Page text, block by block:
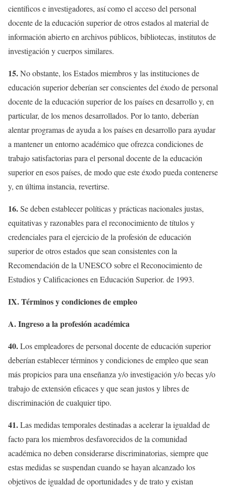
científicos e investigadores, así como el acceso del personal
docente de la educación superior de otros estados al material de
información abierto en archivos públicos, bibliotecas, institutos de
investigación y cuerpos similares.
15.No obstante, los Estados miembros y las instituciones de
educación superior deberían ser conscientes del éxodo de personal
docente de la educación superior de los países en desarrollo y, en
particular, de los menos desarrollados. Por lo tanto, deberían
alentar programas de ayuda a los países en desarrollo para ayudar
a mantener un entorno académico que ofrezca condiciones de
trabajo satisfactorias para el personal docente de la educación
superior en esos países, de modo que este éxodo pueda contenerse
y, en última instancia, revertirse.
16.Se deben establecer políticas y prácticas nacionales justas,
equitativas y razonables para el reconocimiento de títulos y
credenciales para el ejercicio de la profesión de educación
superior de otros estados que sean consistentes con la
Recomendación de la UNESCO sobre el Reconocimiento de
Estudios y Calificaciones en Educación Superior. de 1993.
IX. Términos y condiciones de empleo
A. Ingreso a la profesión académica
40.Los empleadores de personal docente de educación superior
deberían establecer términos y condiciones de empleo que sean
más propicios para una enseñanza y/o investigación y/o becas y/o
trabajo de extensión eficaces y que sean justos y libres de
discriminación de cualquier tipo.
41.Las medidas temporales destinadas a acelerar la igualdad de
facto para los miembros desfavorecidos de la comunidad
académica no deben considerarse discriminatorias, siempre que
estas medidas se suspendan cuando se hayan alcanzado los
objetivos de igualdad de oportunidades y de trato y existan